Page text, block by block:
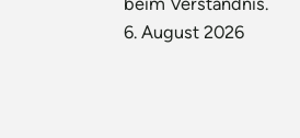
6. August 2026